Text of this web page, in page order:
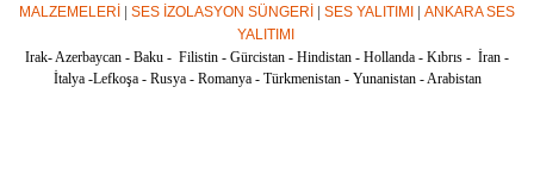
MALZEMELERİ
SES İZOLASYON SÜNGERİ SES YALITIMI
ANKARA SES
YALITIMI
Irak- Azerbaycan - Baku - Filistin - Gürcistan - Hindistan - Hollanda - Kıbrıs - İran -
İtalya -Lefkoşa - Rusya - Romanya - Türkmenistan - Yunanistan - Arabistan